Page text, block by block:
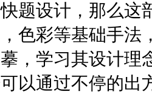
题设计，那么这
色彩等基础手法
，学习其设计理
以通过不停的出